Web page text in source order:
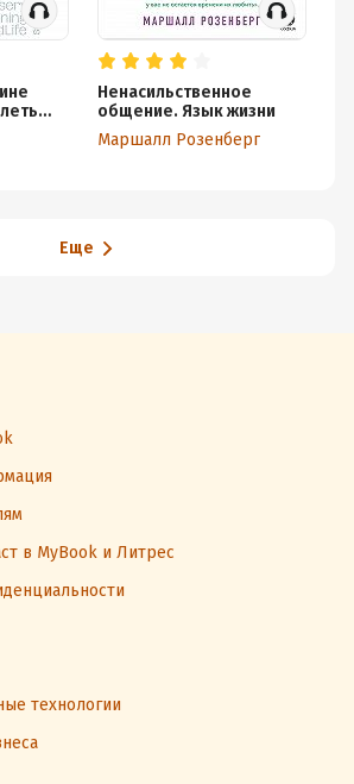
Ненасильственное
общение. Язык жизни
Маршалл Розенберг
Еще
в MyBook и Литрес
технологии